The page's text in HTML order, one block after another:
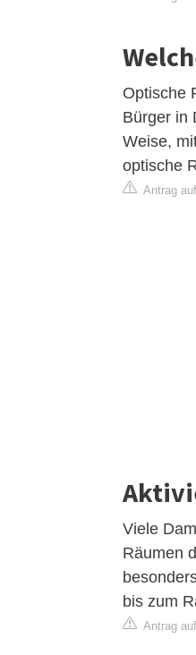
Optische
Bürger in
Weise,
optische
Antrag
Viele
Räumen
bis zum
Antrag